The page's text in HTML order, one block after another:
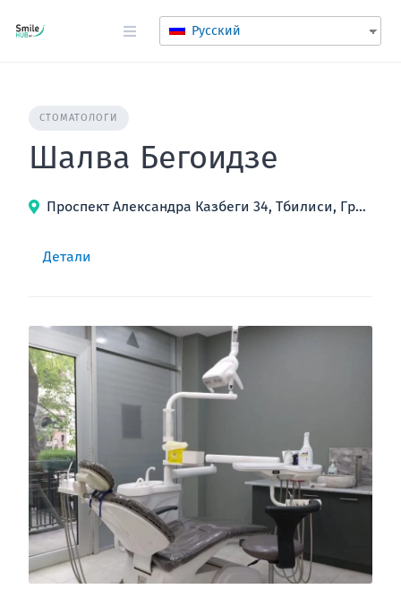
Русский
СТОМАТОЛОГИ
Шалва Бегоидзе
Проспект Александра Казбеги 34, Тбилиси, Грузия
Детали